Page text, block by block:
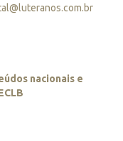
nacionais e